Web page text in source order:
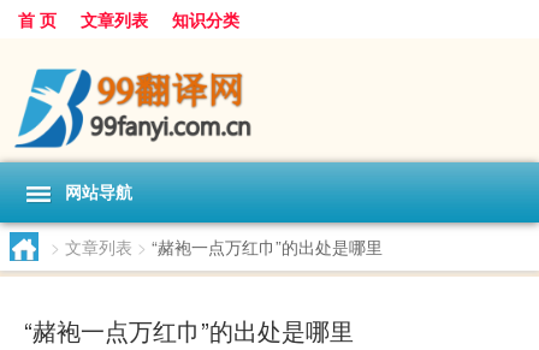
首 页 文章列表 知识分类
网站导航
> 文章列表 > “赭袍一点万红巾”的出处是哪里
“赭袍一点万红巾”的出处是哪里